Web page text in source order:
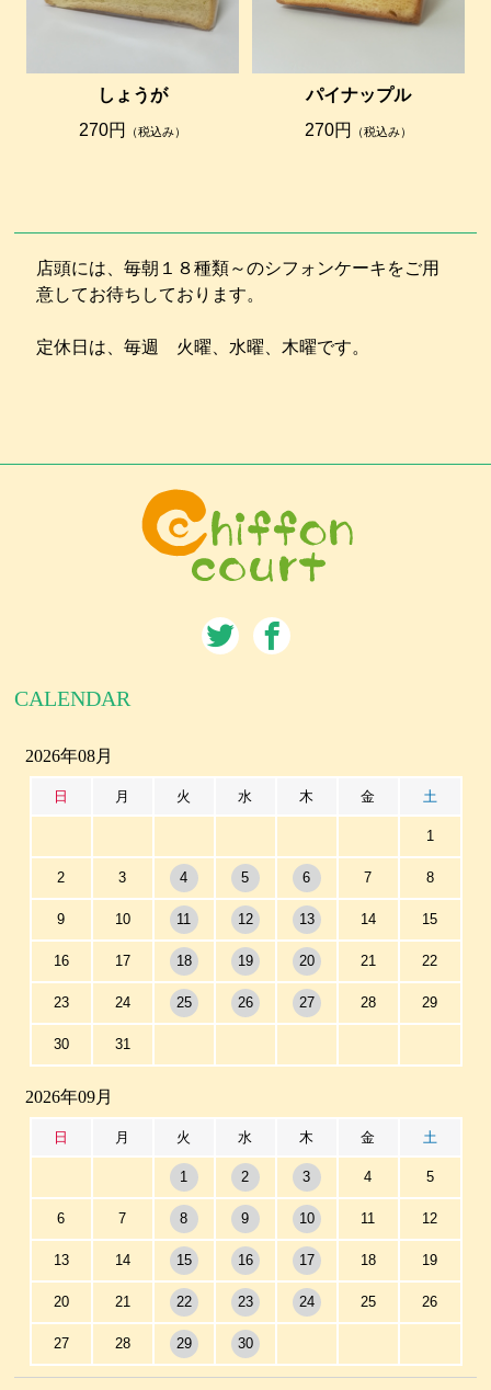
しょうが
270円
（税込み）
パイナップル
270円
（税込み）
店頭には、毎朝１８種類～のシフォンケーキをご用
意してお待ちしております。
定休日は、毎週 火曜、水曜、木曜です。
CALENDAR
2026年08月
日 月 火 水 木 金 土
1
2 3 4 5 6 7 8
9 10 11 12 13 14 15
16 17 18 19 20 21 22
23 24 25 26 27 28 29
30 31
2026年09月
日 月 火 水 木 金 土
1 2 3 4 5
6 7 8 9 10 11 12
13 14 15 16 17 18 19
20 21 22 23 24 25 26
27 28 29 30